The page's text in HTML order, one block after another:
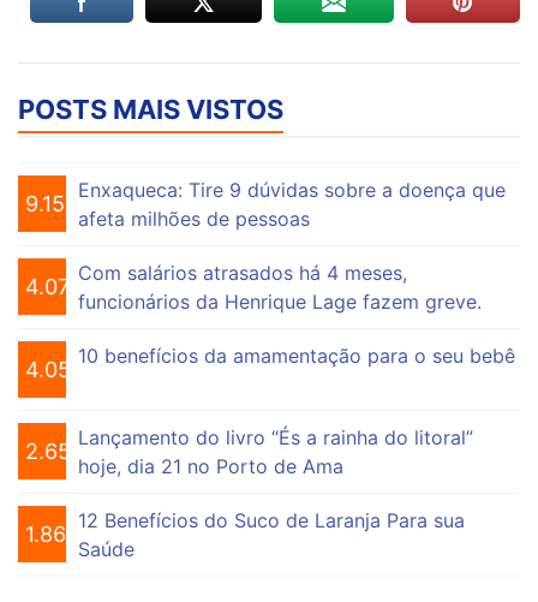
POSTS MAIS VISTOS
9.155
Enxaqueca: Tire 9 dúvidas sobre a doença que
afeta milhões de pessoas
4.075
Com salários atrasados há 4 meses,
funcionários da Henrique Lage fazem greve.
4.056
10 benefícios da amamentação para o seu bebê
2.650
Lançamento do livro “És a rainha do litoral”
hoje, dia 21 no Porto de Ama
1.864
12 Benefícios do Suco de Laranja Para sua
Saúde